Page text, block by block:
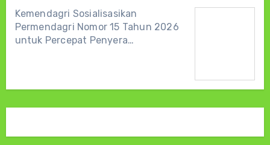
Kemendagri Sosialisasikan
Permendagri Nomor 15 Tahun 2026
untuk Percepat Penyera…